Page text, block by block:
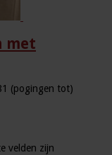
met
(pogingen tot)
velden zijn